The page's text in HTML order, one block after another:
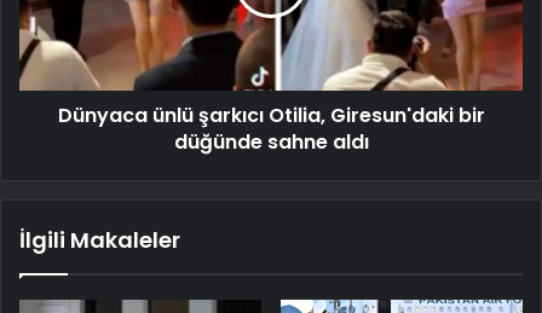
Dünyaca ünlü şarkıcı Otilia, Giresun'daki bir
düğünde sahne aldı
İlgili Makaleler